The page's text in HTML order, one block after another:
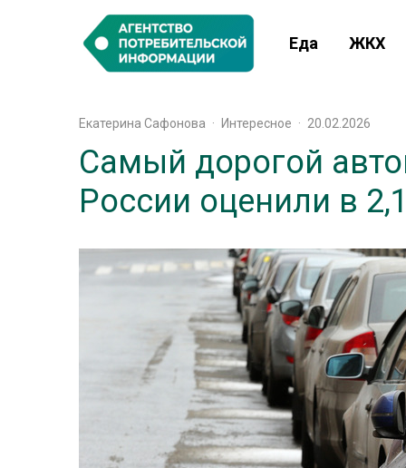
Еда ЖКХ
Екатерина Сафонова · Интересное · 20.02.2026
Самый дорогой
России оценили в